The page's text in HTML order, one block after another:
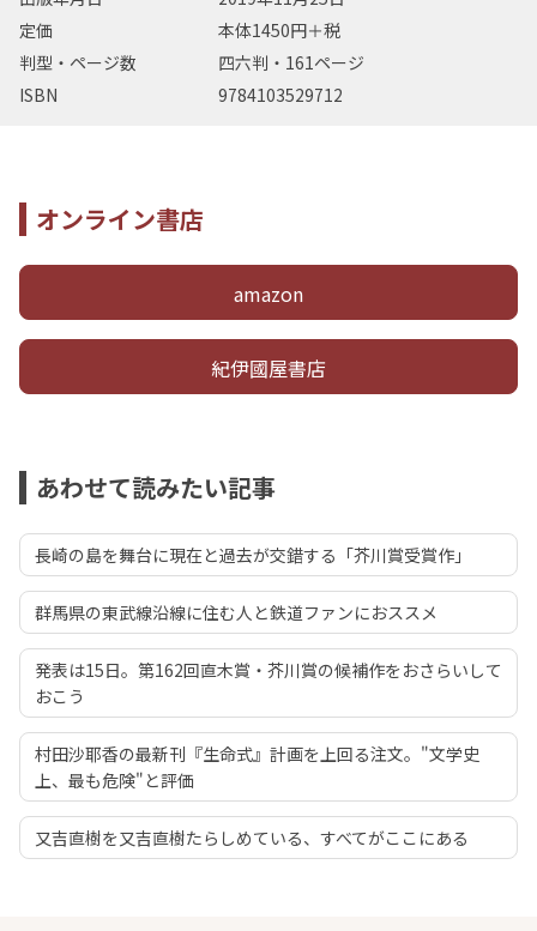
定価
本体1450円＋税
判型・ページ数
四六判・161ページ
ISBN
9784103529712
オンライン書店
amazon
紀伊國屋書店
あわせて読みたい記事
長崎の島を舞台に現在と過去が交錯する「芥川賞受賞作」
群馬県の東武線沿線に住む人と鉄道ファンにおススメ
発表は15日。第162回直木賞・芥川賞の候補作をおさらいして
おこう
村田沙耶香の最新刊『生命式』計画を上回る注文。"文学史
上、最も危険"と評価
又吉直樹を又吉直樹たらしめている、すべてがここにある